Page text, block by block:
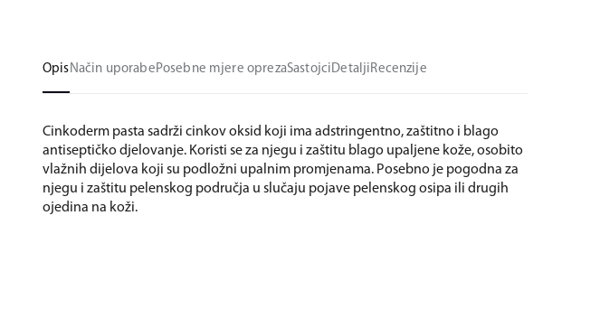
OpisNačin uporabePosebne mjere oprezaSastojciDetaljiRecenzije
Cinkoderm pasta sadrži cinkov oksid koji ima adstringentno, zaštitno i blago
antiseptičko djelovanje. Koristi se za njegu i zaštitu blago upaljene kože, osobito
vlažnih dijelova koji su podložni upalnim promjenama. Posebno je pogodna za
njegu i zaštitu pelenskog područja u slučaju pojave pelenskog osipa ili drugih
ojedina na koži.